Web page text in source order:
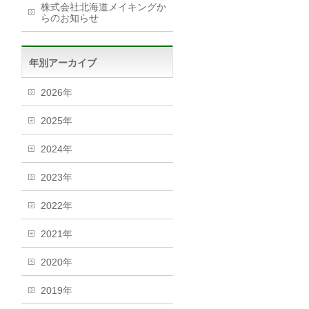
株式会社北海道メイキングか
らのお知らせ
年別アーカイブ
2026年
2025年
2024年
2023年
2022年
2021年
2020年
2019年